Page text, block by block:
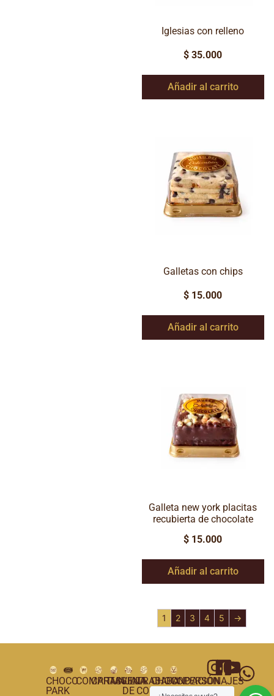
Iglesias con relleno
$ 35.000
Añadir al carrito
Galletas con chips
$ 15.000
Añadir al carrito
Galleta new york placitas
recubierta de chocolate
$ 15.000
Añadir al carrito
1 2 3 4 5 →
CHOCO
PARK
COMPRAS
CARTAGENA
TUNJA
VILLA
DE
TRABAJA
CON
CHOCOPERSONAJES
FUNDACIÓN